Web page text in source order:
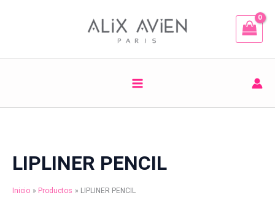
LIPLINER PENCIL
Inicio Productos LIPLINER PENCIL